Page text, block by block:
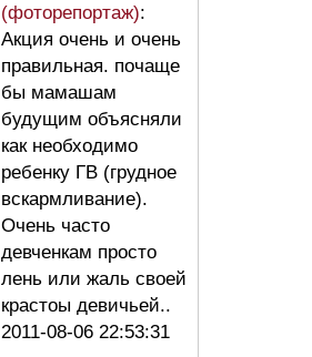
(фоторепортаж):
Акция очень и очень
правильная. почаще
бы мамашам
будущим объясняли
как необходимо
ребенку ГВ (грудное
вскармливание).
Очень часто
девченкам просто
лень или жаль своей
крастоы девичьей..
2011-08-06 22:53:31